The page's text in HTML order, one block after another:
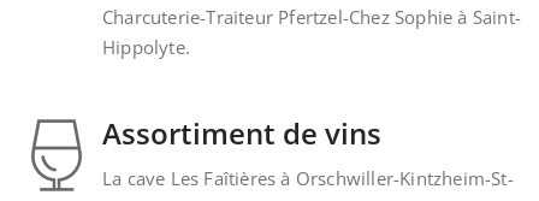
Charcuterie-Traiteur Pfertzel-Chez Sophie à Saint-
Hippolyte.
Assortiment de vins
La cave Les Faîtières à Orschwiller-Kintzheim-St-